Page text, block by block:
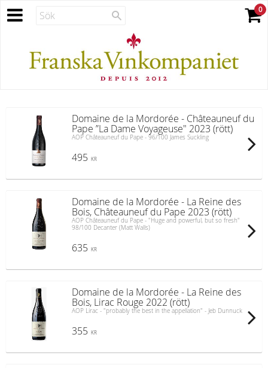
Domaine de la Mordorée - Châteauneuf du
Pape ”La Dame Voyageuse" 2023 (rött)
AOP Châteauneuf du Pape - 96/100 James Suckling
495 KR
Domaine de la Mordorée - La Reine des
Bois, Châteauneuf du Pape 2023 (rött)
AOP Châteauneuf du Pape - "Huge and powerful, but so fresh"
98/100 Decanter (Matt Walls)
635 KR
Domaine de la Mordorée - La Reine des
Bois, Lirac Rouge 2022 (rött)
AOP Lirac - "probably the best in the appellation" - Jeb Dunnuck
355 KR